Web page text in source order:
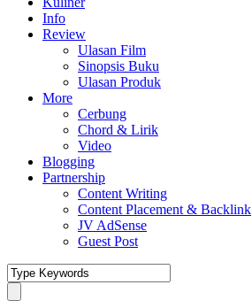
Info
Review
Ulasan Film
Sinopsis Buku
Ulasan Produk
More
Cerbung
Chord & Lirik
Video
Blogging
Partnership
Content Writing
Content Placement & Backlink
JV AdSense
Guest Post